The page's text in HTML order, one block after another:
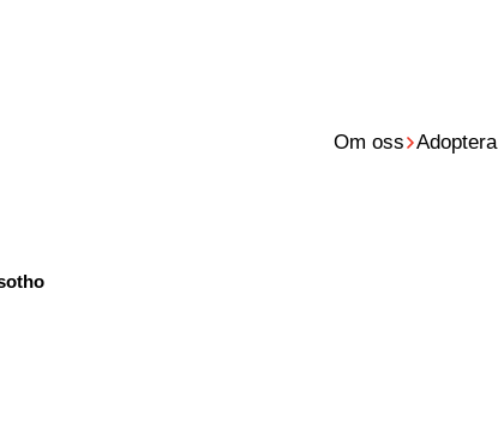
Om oss Adoptera